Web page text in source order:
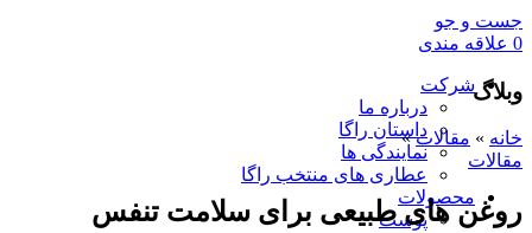
جست و جو
0 علاقه مندی
شرکت
درباره ما
داستان راگا
نمایندگی ها
عطاری های منتخب راگا
محصولات
پوست
وبلاگ
خانه » مقالات»
مقالات
روغن های طبیعی برای سلامت تنفس